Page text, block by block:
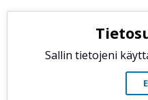
Sallin tietojeni